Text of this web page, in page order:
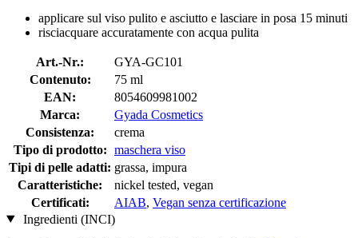
applicare sul viso pulito e asciutto e lasciare in posa 15 minuti
risciacquare accuratamente con acqua pulita
Art.-Nr.:
GYA-GC101
Contenuto:
75 ml
EAN:
8054609981002
Marca:
Gyada Cosmetics
Consistenza:
crema
Tipo di prodotto: maschera viso
Tipi di pelle adatti: grassa, impura
Caratteristiche:
nickel tested, vegan
Certificati:
AIAB, Vegan senza certificazione
Ingredienti (INCI)